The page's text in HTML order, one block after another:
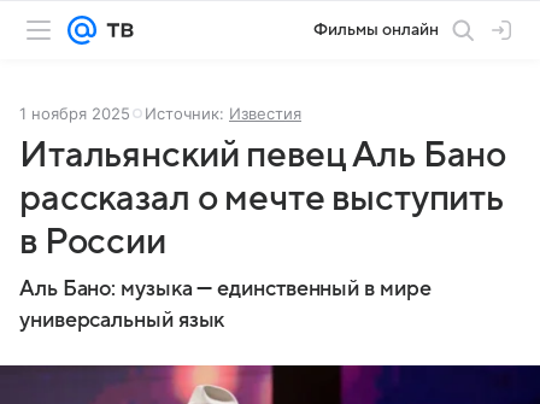
Фильмы онлайн
1 ноября 2025 Источник: Известия
Итальянский певец Аль Бано
рассказал о мечте выступить
в России
Аль Бано: музыка — единственный в мире
универсальный язык